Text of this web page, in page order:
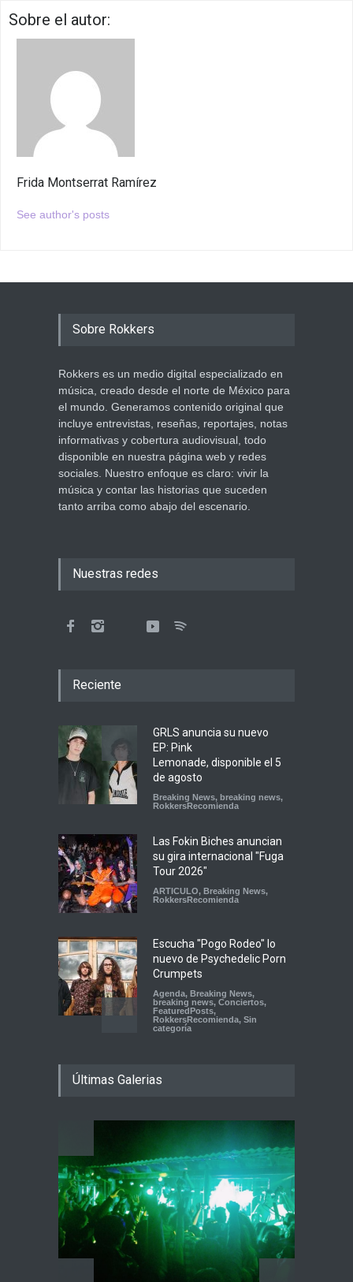
Sobre el autor:
Frida Montserrat Ramírez
See author's posts
Sobre Rokkers
Rokkers es un medio digital especializado en
música, creado desde el norte de México para
el mundo. Generamos contenido original que
incluye entrevistas, reseñas, reportajes, notas
informativas y cobertura audiovisual, todo
disponible en nuestra página web y redes
sociales. Nuestro enfoque es claro: vivir la
música y contar las historias que suceden
tanto arriba como abajo del escenario.
Nuestras redes
Reciente
GRLS anuncia su nuevo
EP: Pink
Lemonade, disponible el 5
de agosto
Breaking News, breaking news,
RokkersRecomienda
Las Fokin Biches anuncian
su gira internacional "Fuga
Tour 2026"
ARTICULO, Breaking News,
RokkersRecomienda
Escucha "Pogo Rodeo" lo
nuevo de Psychedelic Porn
Crumpets
Agenda, Breaking News,
breaking news, Conciertos,
FeaturedPosts,
RokkersRecomienda, Sin
categoría
en el Auditorio BB de la
News,breaking news,
Playlist Dale Mixx 2026:
escucha las canciones que
sonarán en el festival
Agenda , ARTICULO ,Conciertos
Últimas Galerias